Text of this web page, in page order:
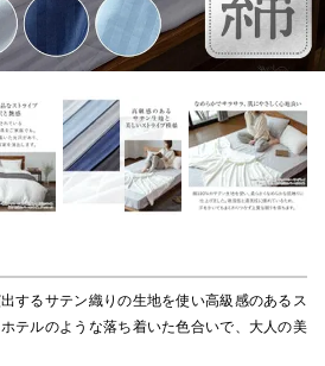
するサテン織りの生地を使い高級感のあるス
テルのような落ち着いた色合いで、大人の美